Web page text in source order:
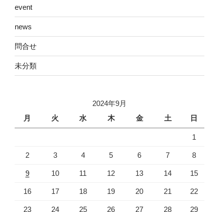
event
news
問合せ
未分類
2024年9月
月
火 水 木 金 土 日
1
2 3 4 5 6 7 8
9 10 11 12 13 14 15
16 17 18 19 20 21 22
23 24 25 26 27 28 29